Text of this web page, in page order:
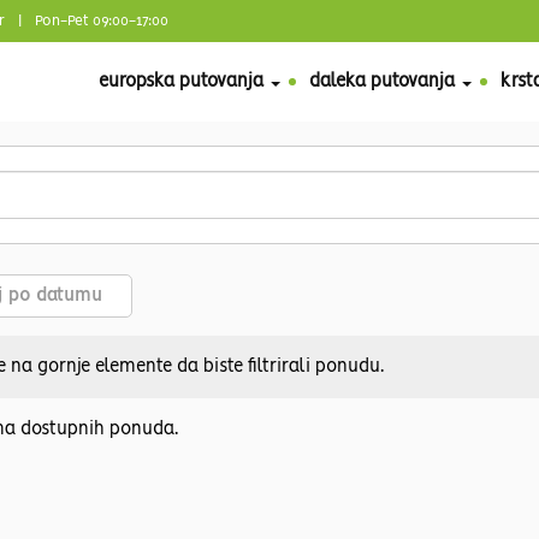
| Pon-Pet 09:00-17:00
europska putovanja daleka putovanja
datumu
na gornje elemente da biste filtrirali ponudu.
dostupnih ponuda.